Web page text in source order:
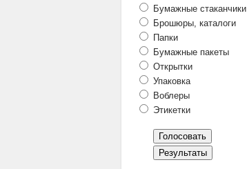
Бумажные стаканчики
Брошюры, каталоги
Папки
Бумажные пакеты
Открытки
Упаковка
Воблеры
Этикетки